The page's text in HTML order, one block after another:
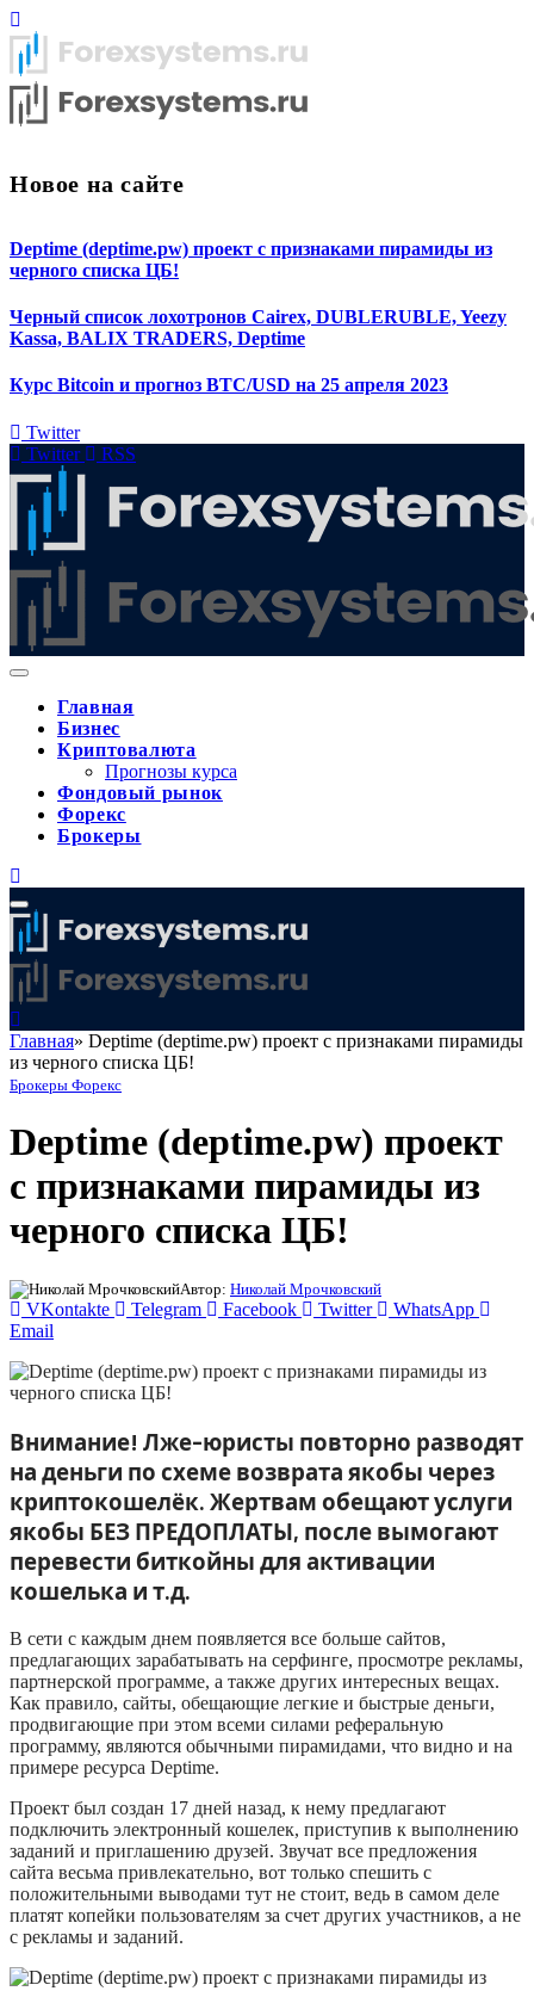
Новое на сайте
Deptime (deptime.pw) проект с признаками пирамиды из
черного списка ЦБ!
Черный список лохотронов Cairex, DUBLERUBLE, Yeezy
Kassa, BALIX TRADERS, Deptime
Курс Bitcoin и прогноз BTC/USD на 25 апреля 2023
Twitter
Twitter
RSS
Главная
Бизнес
Криптовалюта
Прогнозы курса
Фондовый рынок
Форекс
Брокеры
Главная» Deptime (deptime.pw) проект с признаками пирамиды
из черного списка ЦБ!
Брокеры Форекс
Deptime (deptime.pw) проект
с признаками пирамиды из
черного списка ЦБ!
Автор: Николай Мрочковский
VKontakte Telegram Facebook Twitter
WhatsApp
Email
Внимание! Лже-юристы повторно разводят
на деньги по схеме возврата якобы через
криптокошелёк. Жертвам обещают услуги
якобы БЕЗ ПРЕДОПЛАТЫ, после вымогают
перевести биткойны для активации
кошелька и т.д.
В сети с каждым днем появляется все больше сайтов,
предлагающих зарабатывать на серфинге, просмотре рекламы,
партнерской программе, а также других интересных вещах.
Как правило, сайты, обещающие легкие и быстрые деньги,
продвигающие при этом всеми силами реферальную
программу, являются обычными пирамидами, что видно и на
примере ресурса Deptime.
Проект был создан 17 дней назад, к нему предлагают
подключить электронный кошелек, приступив к выполнению
заданий и приглашению друзей. Звучат все предложения
сайта весьма привлекательно, вот только спешить с
положительными выводами тут не стоит, ведь в самом деле
платят копейки пользователям за счет других участников, а не
с рекламы и заданий.